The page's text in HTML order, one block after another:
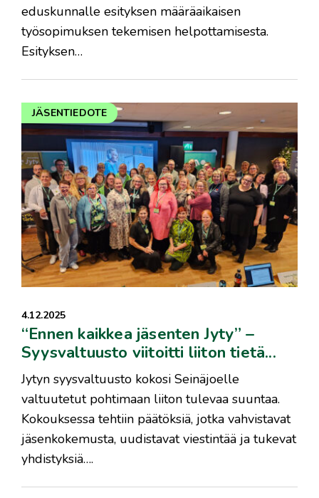
eduskunnalle esityksen määräaikaisen
työsopimuksen tekemisen helpottamisesta.
Esityksen…
JÄSENTIEDOTE
4.12.2025
“Ennen kaikkea jäsenten Jyty” –
Syysvaltuusto viitoitti liiton tietä...
Jytyn syysvaltuusto kokosi Seinäjoelle
valtuutetut pohtimaan liiton tulevaa suuntaa.
Kokouksessa tehtiin päätöksiä, jotka vahvistavat
jäsenkokemusta, uudistavat viestintää ja tukevat
yhdistyksiä….